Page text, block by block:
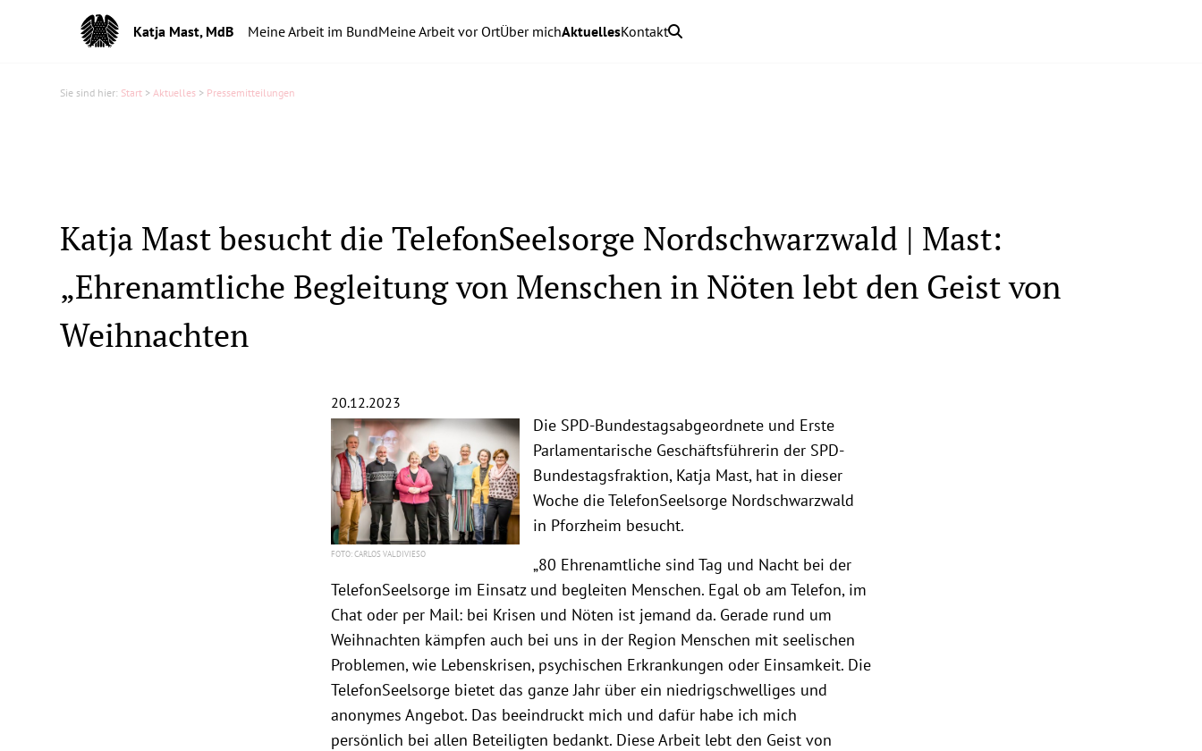
Katja Mast, MdB Meine Arbeit im BundMeine Arbeit vor OrtÜber michAktuellesKontakt
Sie sind hier: Start > Aktuelles > Pressemitteilungen
Katja Mast besucht die TelefonSeelsorge Nordschwarzwald | Mast:
„Ehrenamtliche Begleitung von Menschen in Nöten lebt den Geist von
Weihnachten
20.12.2023
CARLOS VALDIVIESO
Die SPD-Bundestagsabgeordnete und Erste
Parlamentarische Geschäftsführerin der SPD-
Bundestagsfraktion, Katja Mast, hat in dieser
Woche die TelefonSeelsorge Nordschwarzwald
in Pforzheim besucht.
„80 Ehrenamtliche sind Tag und Nacht bei der
TelefonSeelsorge im Einsatz und begleiten Menschen. Egal ob am Telefon, im
Chat oder per Mail: bei Krisen und Nöten ist jemand da. Gerade rund um
Weihnachten kämpfen auch bei uns in der Region Menschen mit seelischen
Problemen, wie Lebenskrisen, psychischen Erkrankungen oder Einsamkeit. Die
TelefonSeelsorge bietet das ganze Jahr über ein niedrigschwelliges und
anonymes Angebot. Das beeindruckt mich und dafür habe ich mich
persönlich bei allen Beteiligten bedankt. Diese Arbeit lebt den Geist von